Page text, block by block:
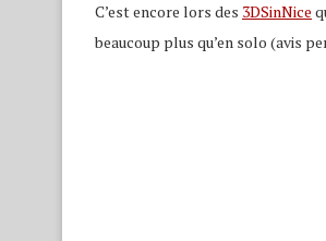
C’est encore lors des 3DSinNice
beaucoup plus qu’en solo (avis